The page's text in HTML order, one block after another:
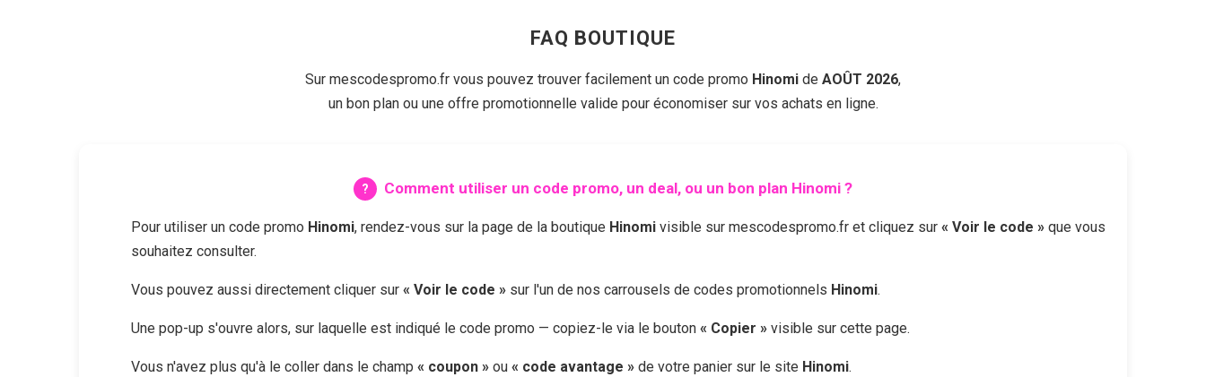
FAQ BOUTIQUE
Sur mescodespromo.fr vous pouvez trouver facilement un code promo Hinomi de AOÛT 2026,
un bon plan ou une offre promotionnelle valide pour économiser sur vos achats en ligne.
Comment utiliser un code promo, un deal, ou un bon plan Hinomi ?
Pour utiliser un code promo Hinomi, rendez-vous sur la page de la boutique Hinomi visible sur mescodespromo.fr et cliquez sur « Voir le code » que vous
souhaitez consulter.
Vous pouvez aussi directement cliquer sur « Voir le code » sur l'un de nos carrousels de codes promotionnels Hinomi.
Une pop-up s'ouvre alors, sur laquelle est indiqué le code promo — copiez-le via le bouton « Copier » visible sur cette page.
Vous n'avez plus qu'à le coller dans le champ « coupon » ou « code avantage » de votre panier sur le site Hinomi.